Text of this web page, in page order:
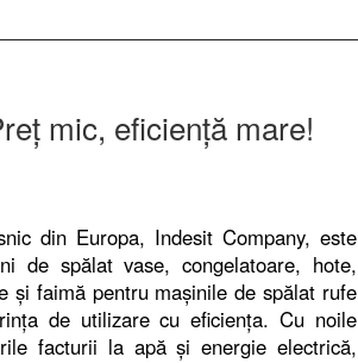
mic, eficienţă mare!
din Europa, Indesit Company, este
de spălat vase, congelatoare, hote,
şi faimă pentru maşinile de spălat rufe
de utilizare cu eficienţa. Cu noile
facturii la apă şi energie electrică,